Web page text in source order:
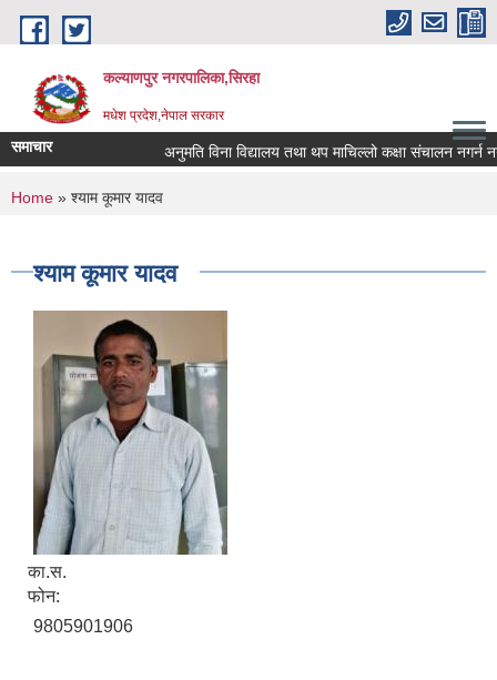
Skip to main content
कल्याणपुर नगरपालिका,सिरहा
मधेश प्रदेश,नेपाल सरकार
समाचार अनुमति विना विद्यालय तथा थप माचिल्लो कक्षा संचालन नगर्न
You are here
Home » श्याम कूमार यादव
श्याम कूमार यादव
का‍.स.
फोन:
9805901906